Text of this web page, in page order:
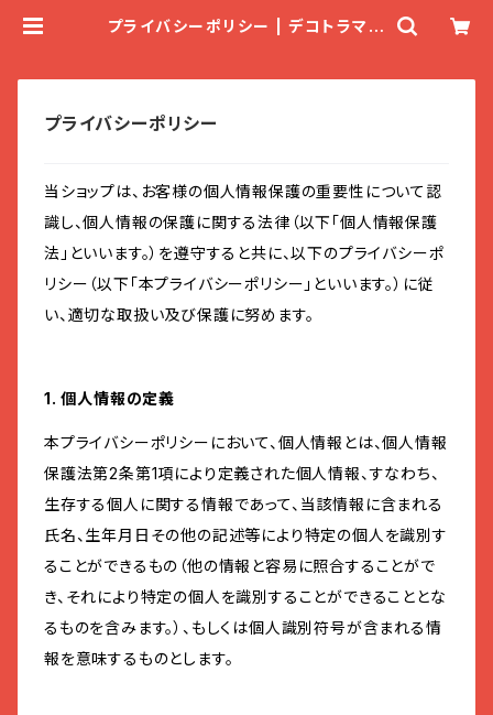
プライバシーポリシー | デコトラマー
プライバシーポリシー
当ショップは、お客様の個人情報保護の重要性について認
識し、個人情報の保護に関する法律（以下「個人情報保護
法」といいます。）を遵守すると共に、以下のプライバシーポ
リシー（以下「本プライバシーポリシー」といいます。）に従
い、適切な取扱い及び保護に努めます。
1. 個人情報の定義
本プライバシーポリシーにおいて、個人情報とは、個人情報
保護法第2条第1項により定義された個人情報、すなわち、
生存する個人に関する情報であって、当該情報に含まれる
氏名、生年月日その他の記述等により特定の個人を識別す
ることができるもの（他の情報と容易に照合することがで
き、それにより特定の個人を識別することができることとな
るものを含みます。）、もしくは個人識別符号が含まれる情
報を意味するものとします。